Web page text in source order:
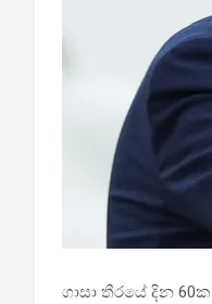
ගාසා තීරයේ දින